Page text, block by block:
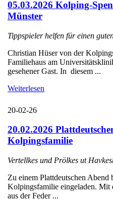
05.03.2026 Kolping-
Münster
Tippspieler helfen für einen
Christian Hüser von der
Familiehaus am
gesehener Gast. In diesem ...
Weiterlesen
20-02-26
20.02.2026
Kolpingsfamilie
Vertellkes und Prölkes ut
Zu einem Plattdeutschen
Kolpingsfamilie eingeladen.
aus der Feder ...